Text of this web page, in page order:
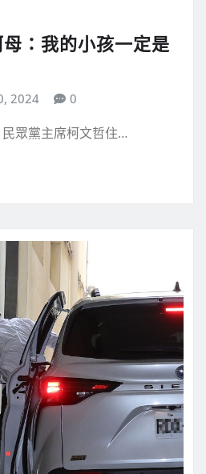
：我的小孩一定是
2024 0
民眾黨主席柯文哲住…